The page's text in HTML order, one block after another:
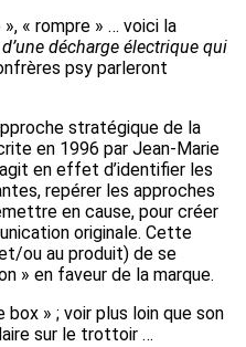
« rompre » … voici la
décharge électrique qui
psy parleront
stratégique de la
en 1996 par Jean-Marie
en effet d’identifier les
repérer les approches
en cause, pour créer
originale. Cette
ou au produit) de se
» en faveur de la marque.
» ; voir plus loin que son
sur le trottoir …